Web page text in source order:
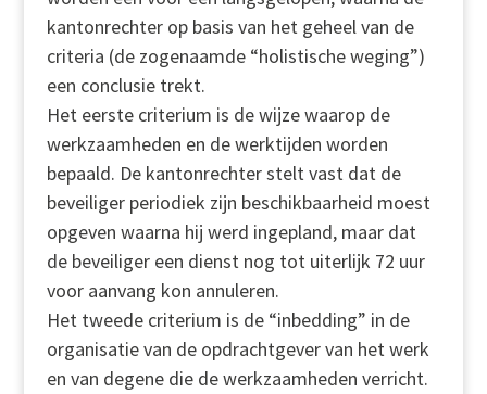
kantonrechter op basis van het geheel van de
criteria (de zogenaamde “holistische weging”)
een conclusie trekt.
Het eerste criterium is de wijze waarop de
werkzaamheden en de werktijden worden
bepaald. De kantonrechter stelt vast dat de
beveiliger periodiek zijn beschikbaarheid moest
opgeven waarna hij werd ingepland, maar dat
de beveiliger een dienst nog tot uiterlijk 72 uur
voor aanvang kon annuleren.
Het tweede criterium is de “inbedding” in de
organisatie van de opdrachtgever van het werk
en van degene die de werkzaamheden verricht.